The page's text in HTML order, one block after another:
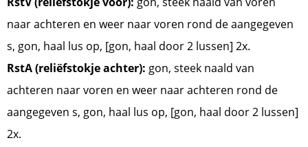
naar achteren en weer naar voren rond de aangegeven
s, gon, haal lus op, [gon, haal door 2 lussen] 2x.
RstA (reliëfstokje achter): gon, steek naald van
achteren naar voren en weer naar achteren rond de
aangegeven s, gon, haal lus op, [gon, haal door 2 lussen]
2x.